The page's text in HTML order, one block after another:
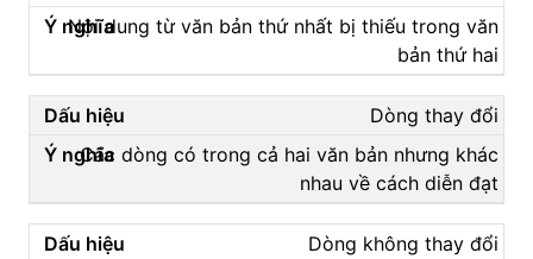
Nội dung từ văn bản thứ nhất bị thiếu trong văn
bản thứ hai
Dòng thay đổi
Các dòng có trong cả hai văn bản nhưng khác
nhau về cách diễn đạt
Dòng không thay đổi